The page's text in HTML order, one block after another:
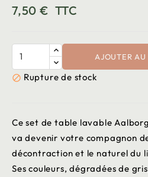
7,50 € TTC
AJOUTER AU
 Rupture de stock
Ce set de table lavable
va devenir votre compagnon
décontraction et le naturel du
Ses couleurs, dégradées de